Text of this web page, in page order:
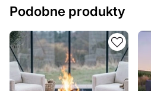
Podobne produkty